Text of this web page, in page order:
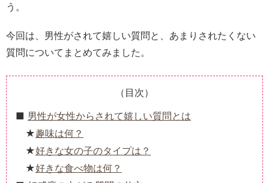
う。
今回は、男性がされて嬉しい質問と、あまりされたくない
質問についてまとめてみました。
（目次）
男性が女性からされて嬉しい質問とは
趣味は何？
好きな女の子のタイプは？
好きな食べ物は何？